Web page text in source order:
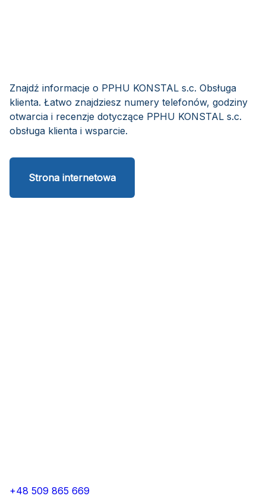
Znajdź informacje o PPHU KONSTAL s.c. Obsługa
klienta. Łatwo znajdziesz numery telefonów, godziny
otwarcia i recenzje dotyczące PPHU KONSTAL s.c.
obsługa klienta i wsparcie.
Strona internetowa
+48 509 865 669